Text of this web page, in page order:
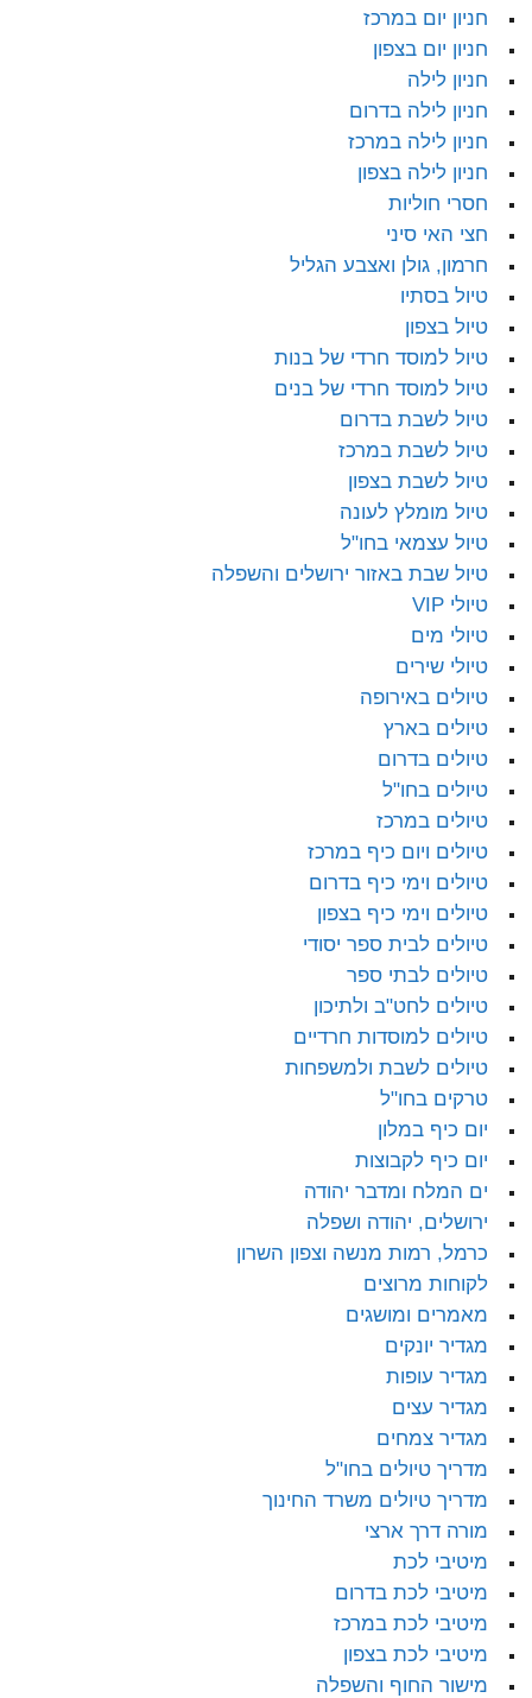
חניון יום במרכז
חניון יום בצפון
חניון לילה
חניון לילה בדרום
חניון לילה במרכז
חניון לילה בצפון
חסרי חוליות
חצי האי סיני
חרמון, גולן ואצבע הגליל
טיול בסתיו
טיול בצפון
טיול למוסד חרדי של בנות
טיול למוסד חרדי של בנים
טיול לשבת בדרום
טיול לשבת במרכז
טיול לשבת בצפון
טיול מומלץ לעונה
טיול עצמאי בחו"ל
טיול שבת באזור ירושלים והשפלה
טיולי VIP
טיולי מים
טיולי שירים
טיולים באירופה
טיולים בארץ
טיולים בדרום
טיולים בחו"ל
טיולים במרכז
טיולים ויום כיף במרכז
טיולים וימי כיף בדרום
טיולים וימי כיף בצפון
טיולים לבית ספר יסודי
טיולים לבתי ספר
טיולים לחט"ב ולתיכון
טיולים למוסדות חרדיים
טיולים לשבת ולמשפחות
טרקים בחו"ל
יום כיף במלון
יום כיף לקבוצות
ים המלח ומדבר יהודה
ירושלים, יהודה ושפלה
כרמל, רמות מנשה וצפון השרון
לקוחות מרוצים
מאמרים ומושגים
מגדיר יונקים
מגדיר עופות
מגדיר עצים
מגדיר צמחים
מדריך טיולים בחו"ל
מדריך טיולים משרד החינוך
מורה דרך ארצי
מיטיבי לכת
מיטיבי לכת בדרום
מיטיבי לכת במרכז
מיטיבי לכת בצפון
מישור החוף והשפלה